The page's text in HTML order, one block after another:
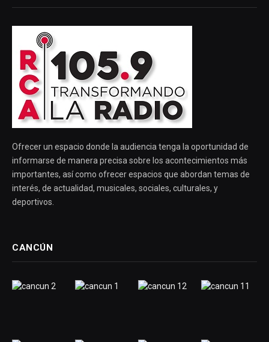
Ofrecer un espacio donde la audiencia tenga la oportunidad de
informarse de manera precisa sobre los acontecimientos más
importantes, así como ofrecer espacios que abordan temas de
interés, de actualidad, musicales, sociales, culturales, y
deportivos.
CANCÚN